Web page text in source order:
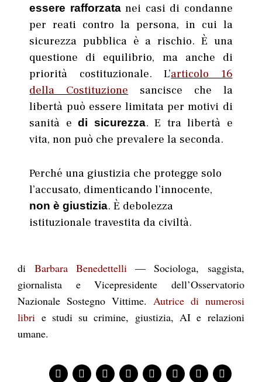
essere rafforzatanei casi di condanne
per reati contro la persona, in cui la
sicurezza pubblica è a rischio. È una
questione di equilibrio, ma anche di
priorità costituzionale. L’articolo 16
della Costituzione sancisce che la
libertà può essere limitata per motivi di
sanità edi sicurezza. E tra libertà e
vita, non può che prevalere la seconda.
Perché una giustizia che protegge solo
l’accusato, dimenticando l’innocente,
non è giustizia. È debolezza
istituzionale travestita da civiltà.
di Barbara Benedettelli— Sociologa, saggista,
giornalista e Vicepresidente dell’Osservatorio
Nazionale Sostegno Vittime. Autrice di numerosi
libri e studi su crimine, giustizia, AI e relazioni
umane.